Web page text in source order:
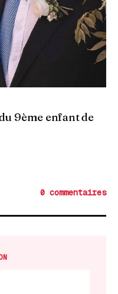
9ème enfant de
0 commentaires